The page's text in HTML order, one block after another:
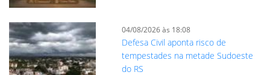
04/08/2026 às 18:08
Defesa Civil aponta risco de
tempestades na metade Sudoeste
do RS